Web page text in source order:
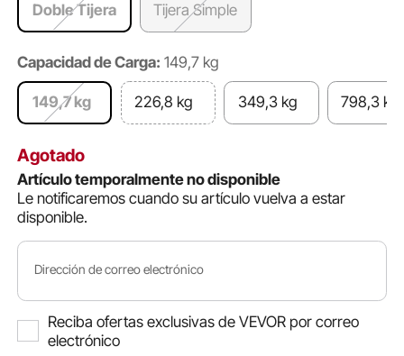
Doble Tijera Tijera Simple
Capacidad de Carga: 149,7 kg
149,7 kg 226,8 kg 349,3 kg 798,3 kg
Agotado
Artículo temporalmente no disponible
Le notificaremos cuando su artículo vuelva a estar
disponible.
Dirección de correo electrónico
Reciba ofertas exclusivas de VEVOR por correo
electrónico